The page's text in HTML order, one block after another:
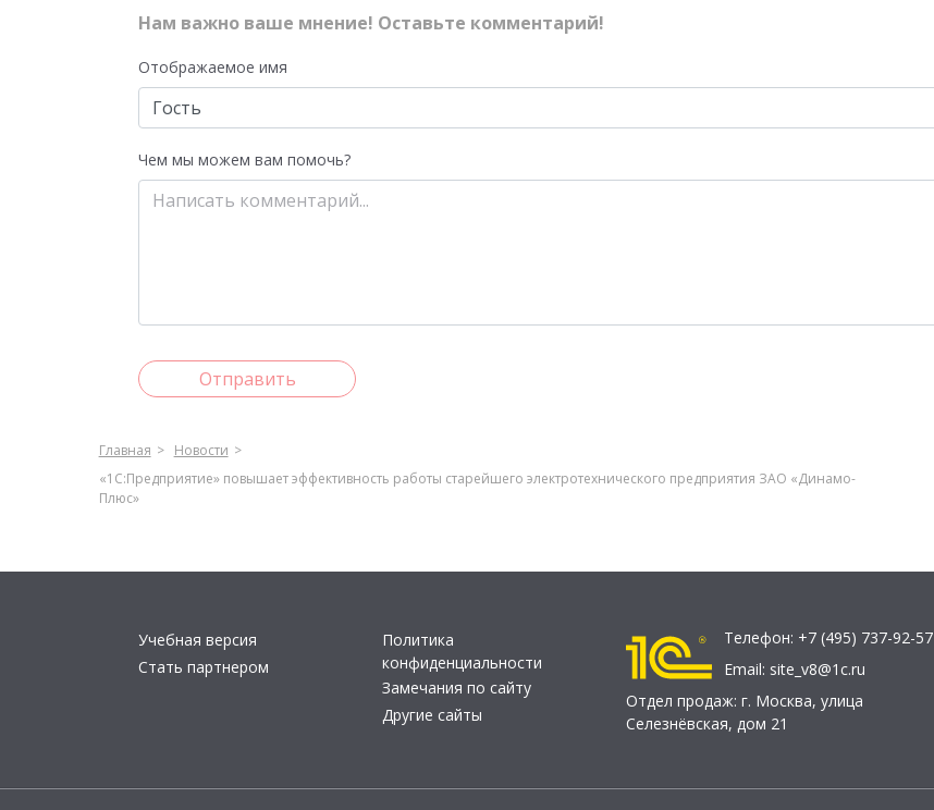
Нам важно ваше мнение! Оставьте комментарий!
Отображаемое имя
Чем мы можем вам помочь?
Отправить
Главная
Новости
«1С:Предприятие» повышает эффективность работы старейшего электротехнического предприятия ЗАО «Динамо-
Плюс»
Учебная версия
Стать партнером
Политика
конфиденциальности
Замечания по сайту
Другие сайты
Телефон: +7 (495) 737-92-57
Email: site_v8@1c.ru
Отдел продаж: г. Москва, улица
Селезнёвская, дом 21